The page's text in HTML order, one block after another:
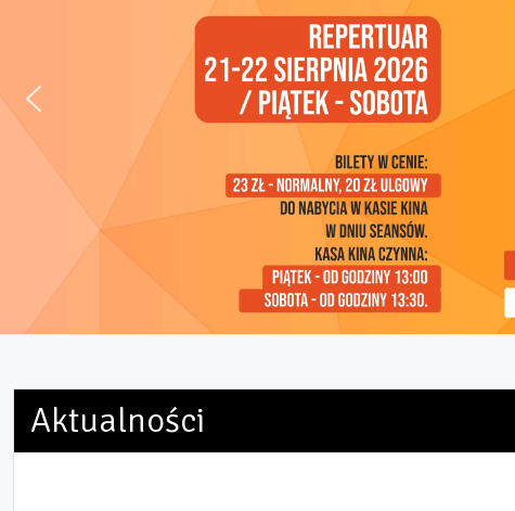
Aktualności